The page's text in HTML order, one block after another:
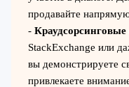
продавайте
-
StackExchange или
вы демонстрируете
привлекаете